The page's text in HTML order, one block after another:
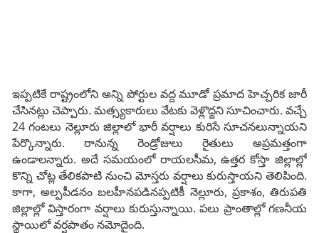
ఇప్పటికే రాష్ట్రంలోని అన్ని పోర్టుల వద్ద మూడో ప్రమాద హెచ్చరిక జారీ
చేసినట్లు చెప్పారు. మత్స్యకారులు వేటకు వెళ్లొద్దని సూచించారు. వచ్చే
24 గంటలు నెల్లూరు జిల్లాలో భారీ వర్షాలు కురిసే సూచనలున్నాయని
పేర్కొన్నారు. రానున్న రెండ్రోజులు రైతులు అప్రమత్తంగా
ఉండాలన్నారు. అదే సమయంలో రాయలసీమ, ఉత్తర కోస్తా జిల్లాల్లో
కొన్ని చోట్ల తేలికపాటి నుంచి మోస్తరు వర్షాలు కురుస్తాయని తెలిపింది.
కాగా, అల్పపీడనం బలహీనపడినప్పటికీ నెల్లూరు, ప్రకాశం, తిరుపతి
జిల్లాల్లో విస్తారంగా వర్షాలు కురుస్తున్నాయి. పలు ప్రాంతాల్లో గణనీయ
స్థాయిలో వర్షపాతం నమోదైంది.